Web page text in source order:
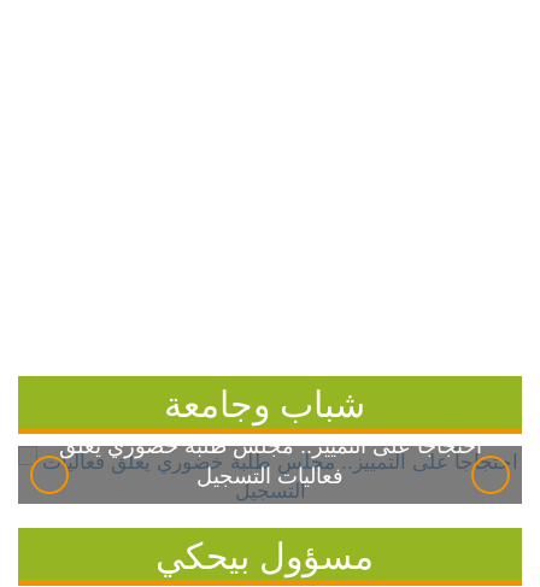
شباب وجامعة
احتجاجاً على التمييز.. مجلس طلبة خضوري يعلق
فعاليات التسجيل
مسؤول بيحكي